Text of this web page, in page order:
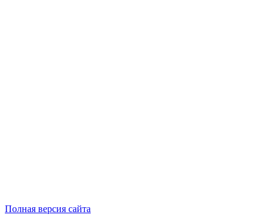
Полная версия сайта